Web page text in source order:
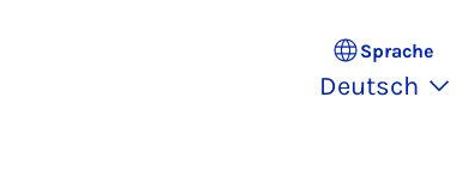
Sprache
Deutsch